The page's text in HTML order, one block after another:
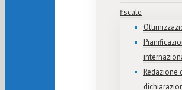
fiscale
Redazione